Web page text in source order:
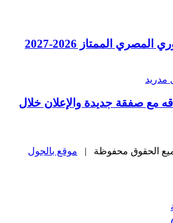
2026-2027
جديدة والإعلان خلال
موقع بالجول